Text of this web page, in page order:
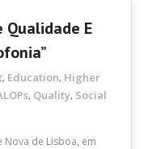
Qualidade E
, Education, Higher
, Quality, Social
de Lisboa, em